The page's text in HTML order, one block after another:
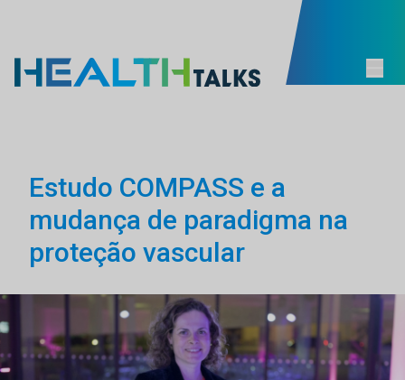
Estudo COMPASS e a
mudança de paradigma na
proteção vascular